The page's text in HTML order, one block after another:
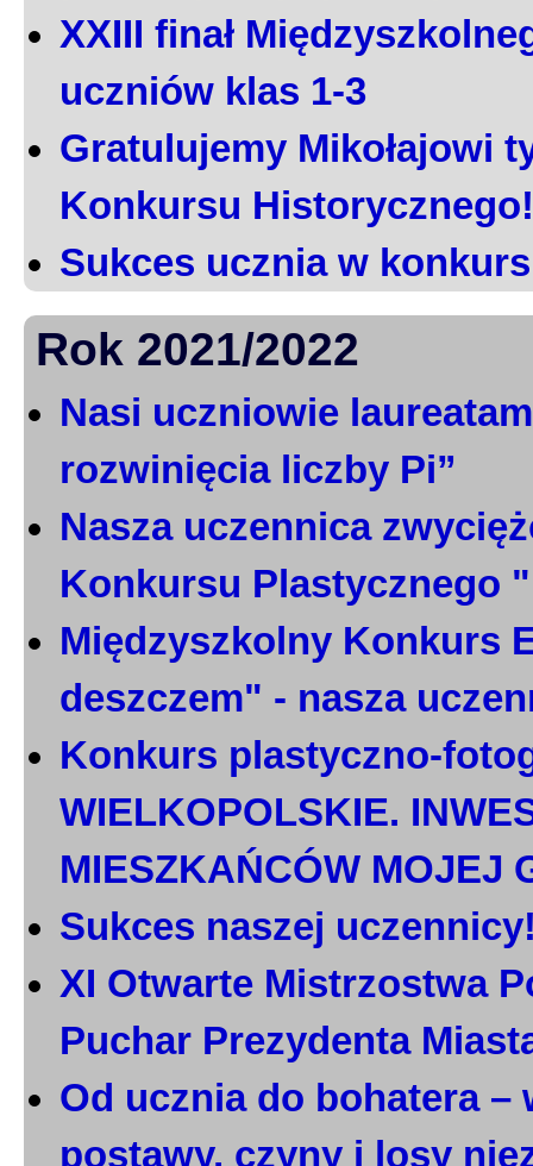
XXIII finał
uczniów klas 1-3
Gratulujemy Mikołajowi
Konkursu Historycznego!
Sukces ucznia w
Rok 2021/2022
Nasi uczniowie
rozwinięcia liczby Pi”
Nasza uczennica
Konkursu Plastycznego
Międzyszkolny Konkurs
deszczem" - nasza
Konkurs plastyczno-
WIELKOPOLSKIE.
MIESZKAŃCÓW MOJEJ
Sukces naszej
XI Otwarte Mistrzostwa
Puchar Prezydenta
Od ucznia do bohatera –
postawy, czyny i losy